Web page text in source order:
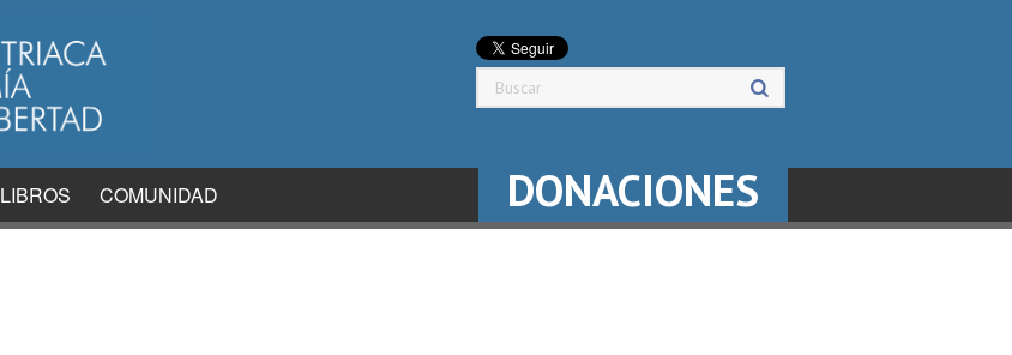
LIBROS COMUNIDAD DONACIONES